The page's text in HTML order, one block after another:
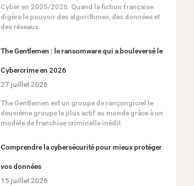
Cyber en 2025/2026. Quand la fiction française
digère le pouvoir des algorithmes, des données et
des réseaux.
The Gentlemen : le ransomware qui a bouleversé le
Cybercrime en 2026
27 juillet 2026
The Gentlemen est un groupe de rançongiciel le
deuxième groupe le plus actif au monde grâce à un
modèle de franchise criminelle inédit
Comprendre la cybersécurité pour mieux protéger
vos données
15 juillet 2026